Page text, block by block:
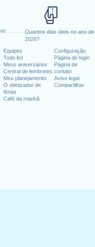
Quantos dias úteis no ano de
2026?
Equipes
Todo list
Meus aniversários
Central de lembretes
Meu planejamento
O otimizador de
férias
Café da manhã
Configuração
Página de login
Página de
contato
Aviso legal
Compartilhar